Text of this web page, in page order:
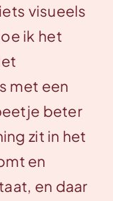
visueels
ik het
met een
beter
zit in het
en
en daar